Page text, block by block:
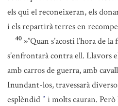
els qui el reconeixeran, els
i els repartirà terres en
40 »”Quan s’acosti l’hora de la
s’enfrontarà contra ell. Llavors
amb carros de guerra, amb
Inundant-los, travessarà
esplèndid * i molts cauran.